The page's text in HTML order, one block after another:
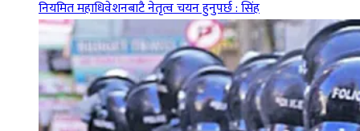
नियमित महाधिवेशनबाटै नेतृत्व चयन हुनुपर्छ : सिंह